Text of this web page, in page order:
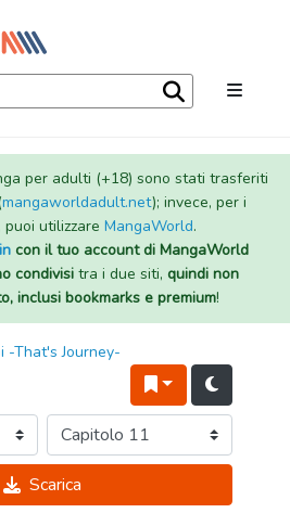
per adulti (+18) sono stati trasferiti
mangaworldadult.net); invece, per i
puoi utilizzare MangaWorld.
con il tuo account di MangaWorld
condivisi tra i due siti, quindi non
inclusi bookmarks e premium!
-That's Journey-
Scarica